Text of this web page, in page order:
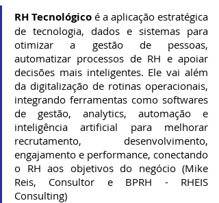
RH Tecnológico é a aplicação estratégica
de tecnologia, dados e sistemas para
otimizar a gestão de pessoas,
automatizar processos de RH e apoiar
decisões mais inteligentes. Ele vai além
da digitalização de rotinas operacionais,
integrando ferramentas como softwares
de gestão, analytics, automação e
inteligência artificial para melhorar
recrutamento, desenvolvimento,
engajamento e performance, conectando
o RH aos objetivos do negócio (Mike
Reis, Consultor e BPRH - RHEIS
Consulting)